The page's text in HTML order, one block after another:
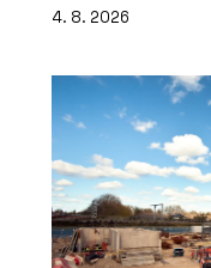
4. 8. 2026